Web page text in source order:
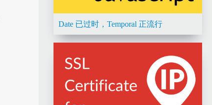
Date 已过时，Temporal 正流行